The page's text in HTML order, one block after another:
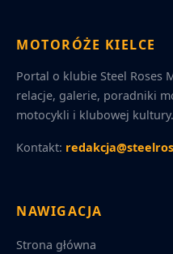
MOTORÓŻE KIELCE
Portal o klubie Steel Roses
relacje, galerie, poradniki
motocykli i klubowej kultury.
Kontakt:
NAWIGACJA
Strona główna